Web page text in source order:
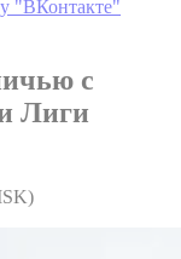
"ВКонтакте"
с
Лиги